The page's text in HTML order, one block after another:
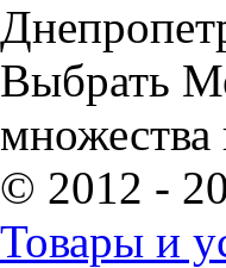
Выбрать
множества
© 2012 -
Товары и